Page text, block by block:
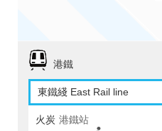
港鐵
東鐵綫 East Rail line
火炭 港鐵站